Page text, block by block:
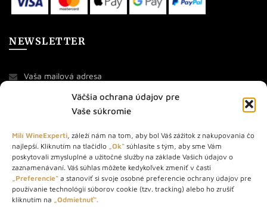
Väčšia ochrana údajov pre
Vaše súkromie
Milí WineExperti, záleží nám na tom, aby bol Váš zážitok z nakupovania čo
najlepší. Kliknutím na tlačidlo „Ok“ súhlasíte s tým, aby sme Vám
poskytovali zmysluplné a užitočné služby na základe Vašich údajov o
zaznamenávaní. Váš súhlas môžete kedykoľvek zmeniť v časti
„Preferencie“ a stanoviť si svoje osobné preferencie ochrany údajov pre
používanie technológií súborov cookie (tzv. tracking) alebo ho zrušiť
kliknutím na „Odmietnuť“.
NEWSLETTER
O NÁS
STORE – obchod s vínom a destilátmi od roku 2010. Na našej
webovej stránke predávame viac ako 1000+ značkových
produktov.